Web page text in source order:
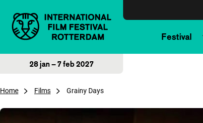
Festival
28 jan – 7 feb 2027
Home Films Grainy Days